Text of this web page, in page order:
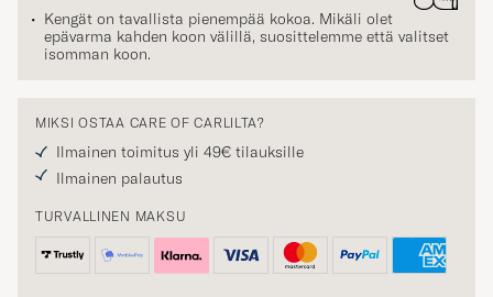
Kengät on tavallista pienempää kokoa. Mikäli olet
epävarma kahden koon välillä, suosittelemme että valitset
isomman koon.
MIKSI OSTAA CARE OF CARLILTA?
Ilmainen toimitus yli 49€ tilauksille
Ilmainen palautus
TURVALLINEN MAKSU